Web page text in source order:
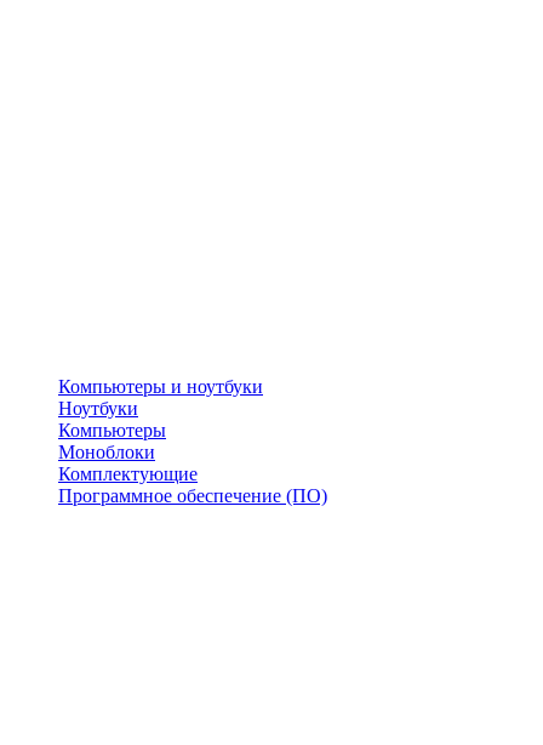
Компьютеры и ноутбуки
Ноутбуки
Компьютеры
Моноблоки
Комплектующие
Программное обеспечение (ПО)